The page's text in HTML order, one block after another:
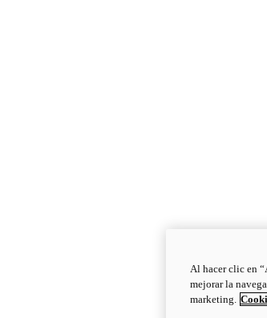
Al hacer clic en
mejorar la
marketing.